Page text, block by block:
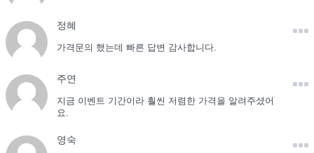
정혜
가격문의 했는데 빠른 답변 감사합니다.
주연
지금 이벤트 기간이라 훨씬 저렴한 가격을 알려주셨어
요.
영숙